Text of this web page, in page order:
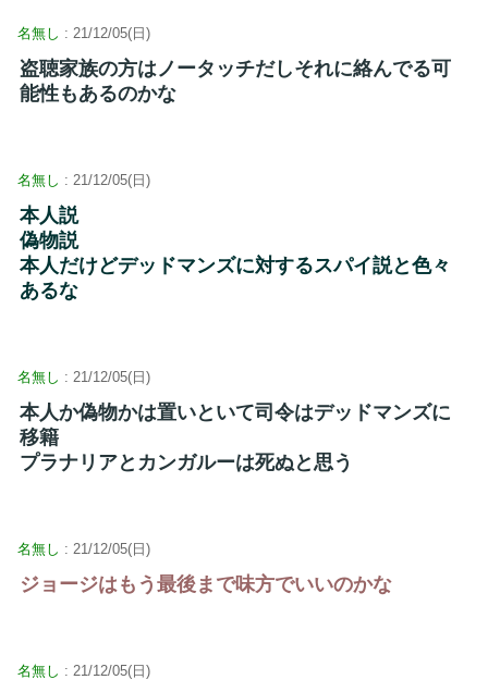
名無し : 21/12/05(日)
盗聴家族の方はノータッチだしそれに絡んでる可
能性もあるのかな
名無し : 21/12/05(日)
本人説
偽物説
本人だけどデッドマンズに対するスパイ説と色々
あるな
名無し : 21/12/05(日)
本人か偽物かは置いといて司令はデッドマンズに
移籍
プラナリアとカンガルーは死ぬと思う
名無し : 21/12/05(日)
ジョージはもう最後まで味方でいいのかな
名無し : 21/12/05(日)